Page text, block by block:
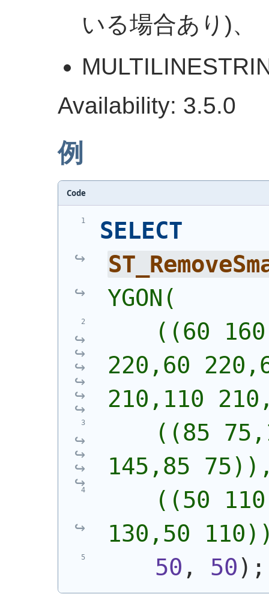
いる場合あり)、
Availability: 3.5.0
例
Code
SELECT
YGON(
((60
220,60
210,110
((85
145,85
((50
130,50
50 , 50) ;